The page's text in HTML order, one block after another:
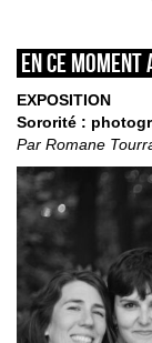
En ce moment
EXPOSITION
Sororité :
Par Romane